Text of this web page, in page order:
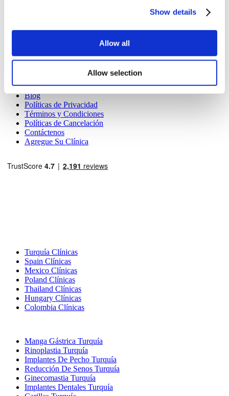
Show details
Allow all
Allow selection
¿Cómo funciona?
Flymedi Programa de Referidos
PQRS
Blog
Políticas de Privacidad
Términos y Condiciones
Políticas de Cancelación
Contáctenos
Agregue Su Clínica
Turquía Clínicas
Spain Clínicas
Mexico Clínicas
Poland Clínicas
Thailand Clínicas
Hungary Clínicas
Colombia Clínicas
Manga Gástrica Turquía
Rinoplastia Turquía
Implantes De Pecho Turquía
Reducción De Senos Turquía
Ginecomastia Turquía
Implantes Dentales Turquía